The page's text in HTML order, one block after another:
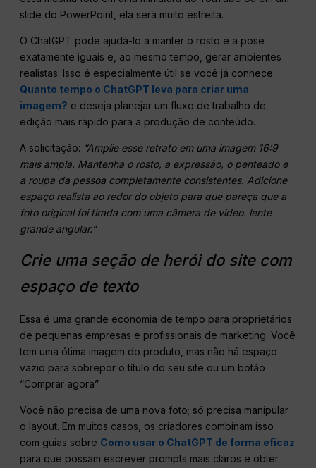
slide do PowerPoint, ela será muito estreita.
O ChatGPT pode ajudá-lo a manter o rosto e a pose
exatamente iguais e, ao mesmo tempo, gerar ambientes
realistas. Isso é especialmente útil se você já conhece
Quanto tempo o ChatGPT leva para criar uma
imagem? e deseja planejar um fluxo de trabalho de
edição mais rápido para a produção de conteúdo.
A solicitação: “Amplie esse retrato em uma imagem 16:9
mais ampla. Mantenha o rosto, a expressão, o penteado e
a roupa da pessoa completamente consistentes. Adicione
espaço realista ao redor do objeto para que pareça que a
foto original foi tirada com uma câmera de vídeo. lente
grande angular.”
Crie uma seção de herói do site com
espaço de texto
Essa é uma grande economia de tempo para proprietários
de pequenas empresas e profissionais de marketing. Você
tem uma ótima imagem do produto, mas não há espaço
vazio para sobrepor o título do seu site ou um botão
“Comprar agora”.
Você não precisa de uma nova foto; só precisa manipular
o layout. Em muitos casos, os criadores combinam isso
com guias sobre Como usar o ChatGPT de forma eficaz
para que possam escrever prompts mais claros e obter